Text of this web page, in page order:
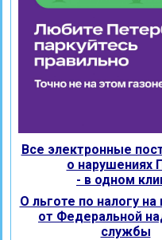
Все электронные
о нарушениях
- в одном
О льготе по налогу
от Федеральной
службы